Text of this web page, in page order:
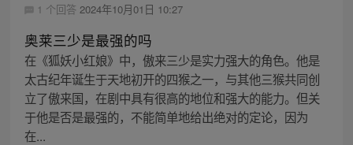
1 个回答 2024年10月01日 10:27
奥莱三少是最强的吗
在《狐妖小红娘》中，傲来三少是实力强大的角色。他是
太古纪年诞生于天地初开的四猴之一，与其他三猴共同创
立了傲来国，在剧中具有很高的地位和强大的能力。但关
于他是否是最强的，不能简单地给出绝对的定论，因为
在...